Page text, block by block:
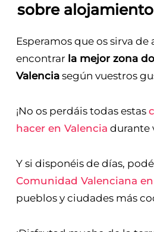
sobre
Esperamos que os sirva de
encontrar la mejor zona
Valenciasegún vuestros
¡No os perdáis todas estas
hacer en Valencia durante
Y si disponéis de días,
Comunidad Valenciana
pueblos y ciudades más